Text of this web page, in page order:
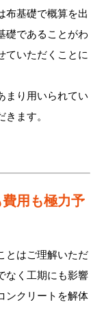
布基礎で概算を出
礎であることがわ
ていただくことに
まり用いられてい
ます。
用も極力予
とはご理解いただ
なく工期にも影響
ンクリートを解体